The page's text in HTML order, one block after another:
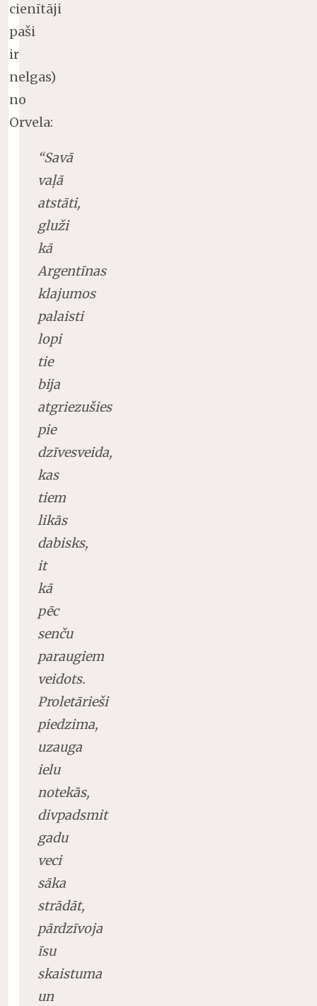
cienītāji
paši
ir
nelgas)
no
Orvela:
“Savā
vaļā
atstāti,
gluži
kā
Argentīnas
klajumos
palaisti
lopi
tie
bija
atgriezušies
pie
dzīvesveida,
kas
tiem
likās
dabisks,
it
kā
pēc
senču
paraugiem
veidots.
Proletārieši
piedzima,
uzauga
ielu
notekās,
divpadsmit
gadu
veci
sāka
strādāt,
pārdzīvoja
īsu
skaistuma
un